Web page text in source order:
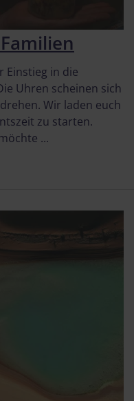
Einstieg in die
Uhren scheinen sich
Wir laden euch
zu starten.
...